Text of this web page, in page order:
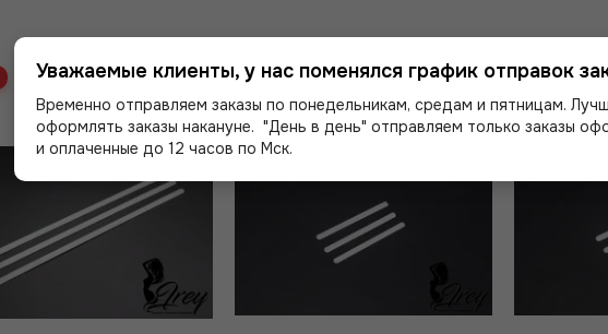
Уважаемые клиенты, у нас поменялся график отправок
Временно отправляем заказы по понедельникам, средам и пятницам.
оформлять заказы накануне. "День в день" отправляем только заказы
и оплаченные до 12 часов по Мск.